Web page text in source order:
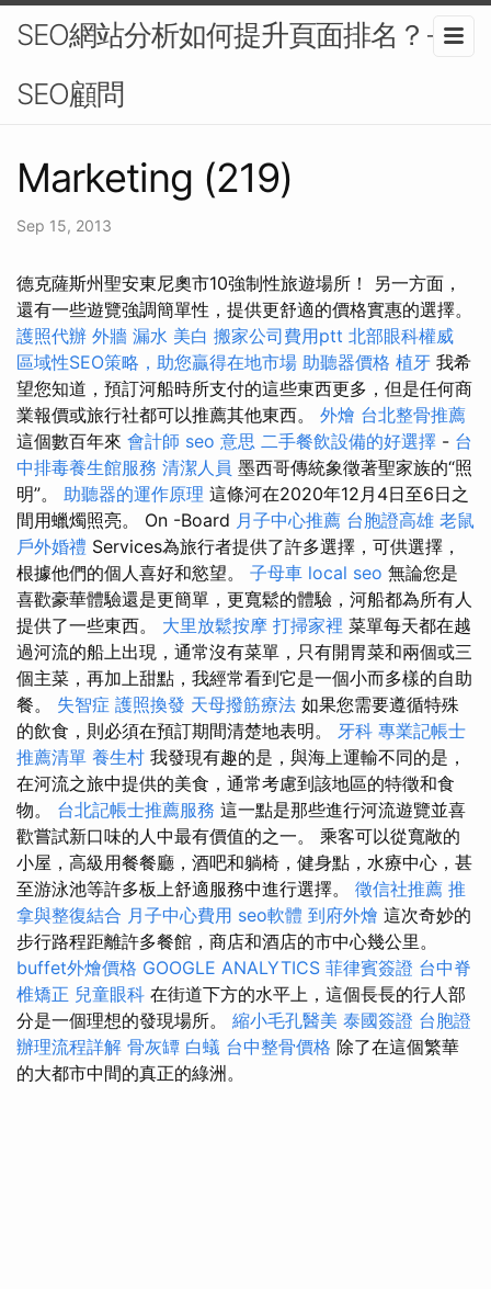
SEO網站分析如何提升頁面排名？-
SEO顧問
Marketing (219)
Sep 15, 2013
德克薩斯州聖安東尼奧市10強制性旅遊場所！ 另一方面，
還有一些遊覽強調簡單性，提供更舒適的價格實惠的選擇。
護照代辦 外牆 漏水 美白 搬家公司費用ptt 北部眼科權威
區域性SEO策略，助您贏得在地市場 助聽器價格 植牙 我希
望您知道，預訂河船時所支付的這些東西更多，但是任何商
業報價或旅行社都可以推薦其他東西。 外燴 台北整骨推薦
這個數百年來 會計師 seo 意思 二手餐飲設備的好選擇 - 台
中排毒養生館服務 清潔人員 墨西哥傳統象徵著聖家族的“照
明”。 助聽器的運作原理 這條河在2020年12月4日至6日之
間用蠟燭照亮。 On -Board 月子中心推薦 台胞證高雄 老鼠
戶外婚禮 Services為旅行者提供了許多選擇，可供選擇，
根據他們的個人喜好和慾望。 子母車 local seo 無論您是
喜歡豪華體驗還是更簡單，更寬鬆的體驗，河船都為所有人
提供了一些東西。 大里放鬆按摩 打掃家裡 菜單每天都在越
過河流的船上出現，通常沒有菜單，只有開胃菜和兩個或三
個主菜，再加上甜點，我經常看到它是一個小而多樣的自助
餐。 失智症 護照換發 天母撥筋療法 如果您需要遵循特殊
的飲食，則必須在預訂期間清楚地表明。 牙科 專業記帳士
推薦清單 養生村 我發現有趣的是，與海上運輸不同的是，
在河流之旅中提供的美食，通常考慮到該地區的特徵和食
物。 台北記帳士推薦服務 這一點是那些進行河流遊覽並喜
歡嘗試新口味的人中最有價值的之一。 乘客可以從寬敞的
小屋，高級用餐餐廳，酒吧和躺椅，健身點，水療中心，甚
至游泳池等許多板上舒適服務中進行選擇。 徵信社推薦 推
拿與整復結合 月子中心費用 seo軟體 到府外燴 這次奇妙的
步行路程距離許多餐館，商店和酒店的市中心幾公里。
buffet外燴價格 GOOGLE ANALYTICS 菲律賓簽證 台中脊
椎矯正 兒童眼科 在街道下方的水平上，這個長長的行人部
分是一個理想的發現場所。 縮小毛孔醫美 泰國簽證 台胞證
辦理流程詳解 骨灰罈 白蟻 台中整骨價格 除了在這個繁華
的大都市中間的真正的綠洲。